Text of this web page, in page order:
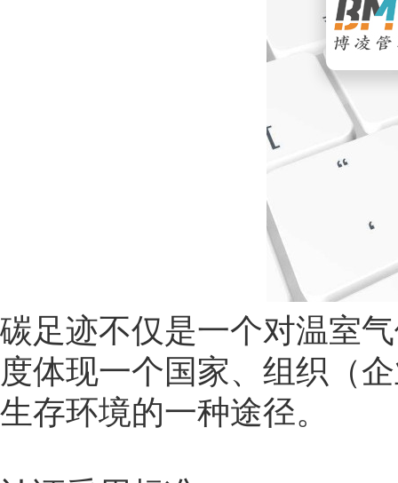
碳足迹不仅是一个对温室
度体现一个国家、组织（
生存环境的一种途径。